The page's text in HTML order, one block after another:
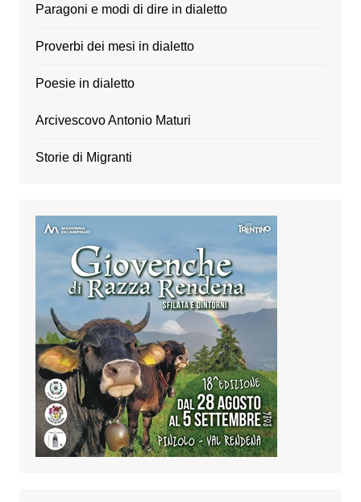
Paragoni e modi di dire in dialetto
Proverbi dei mesi in dialetto
Poesie in dialetto
Arcivescovo Antonio Maturi
Storie di Migranti